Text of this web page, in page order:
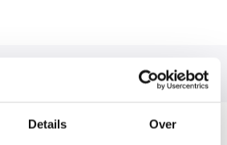
Details Over